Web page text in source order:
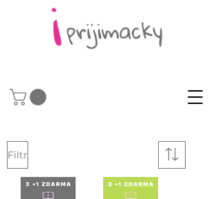
Filtr